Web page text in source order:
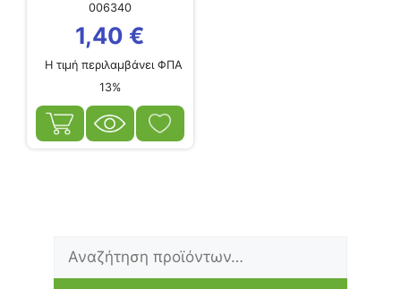
006340
1,40 €
Η τιμή περιλαμβάνει ΦΠΑ
13%